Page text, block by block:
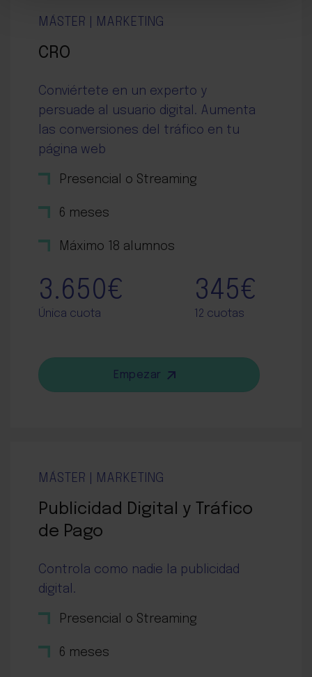
MÁSTER | MARKETING
CRO
Conviértete en un experto y
persuade al usuario digital. Aumenta
las conversiones del tráfico en tu
página web
Presencial o Streaming
6 meses
Máximo 18 alumnos
3.650€
Única cuota
345€
12 cuotas
Empezar
MÁSTER | MARKETING
Publicidad Digital y Tráfico
de Pago
Controla como nadie la publicidad
digital.
Presencial o Streaming
6 meses